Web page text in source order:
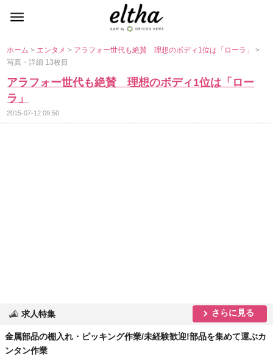
ホーム> エンタメ> アラフォー世代も絶賛 理想のボディ1位は「ローラ」>
写真・詳細 13枚目
アラフォー世代も絶賛 理想のボディ1位は「ロー
ラ」
2015-07-12 09:50
求人特集 さらに見る
金属部品の棚入れ・ピッキング作業/未経験歓迎!部品を集めて運ぶカ
ンタン作業